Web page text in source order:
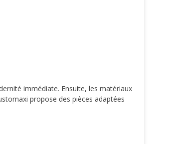
immédiate. Ensuite, les matériaux
propose des pièces adaptées